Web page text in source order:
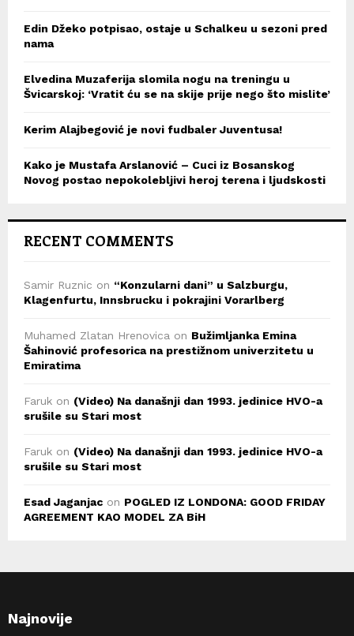
Edin Džeko potpisao, ostaje u Schalkeu u sezoni pred
nama
Elvedina Muzaferija slomila nogu na treningu u
Švicarskoj: ‘Vratit ću se na skije prije nego što mislite’
Kerim Alajbegović je novi fudbaler Juventusa!
Kako je Mustafa Arslanović – Cuci iz Bosanskog
Novog postao nepokolebljivi heroj terena i ljudskosti
RECENT COMMENTS
Samir Ruznic on “Konzularni dani” u Salzburgu,
Klagenfurtu, Innsbrucku i pokrajini Vorarlberg
Muhamed Zlatan Hrenovica on Bužimljanka Emina
Šahinović profesorica na prestižnom univerzitetu u
Emiratima
Faruk on (Video) Na današnji dan 1993. jedinice HVO-a
srušile su Stari most
Faruk on (Video) Na današnji dan 1993. jedinice HVO-a
srušile su Stari most
Esad Jaganjac on POGLED IZ LONDONA: GOOD FRIDAY
AGREEMENT KAO MODEL ZA BiH
Najnovije